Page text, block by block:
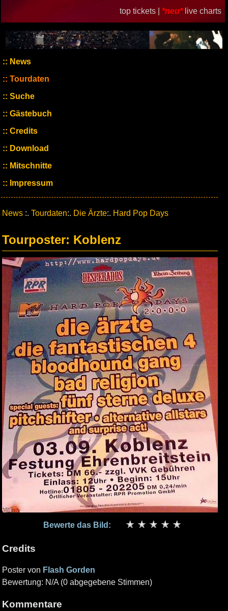
top tickets | *neu* live charts
News
Tourdaten
Suche
Gästebuch
Credits
Download
Mitschnitte
Impressum
News :. Tourdaten:. Die Ärzte:. Hard Pop Days
Tourposter: Koblenz
Bewerte das Bild:
Credits
Poster von Flash Gorden
Bewertung: N/A (0 abgegebene Stimmen)
Kommentare